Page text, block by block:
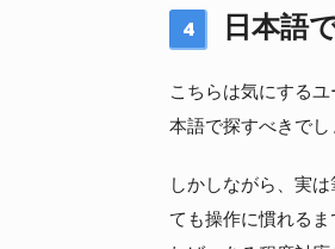
4 日本語
こちらは気にする
本語で探すべきでし
しかしながら、実
ても操作に慣れる